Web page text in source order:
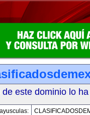
de este dominio lo